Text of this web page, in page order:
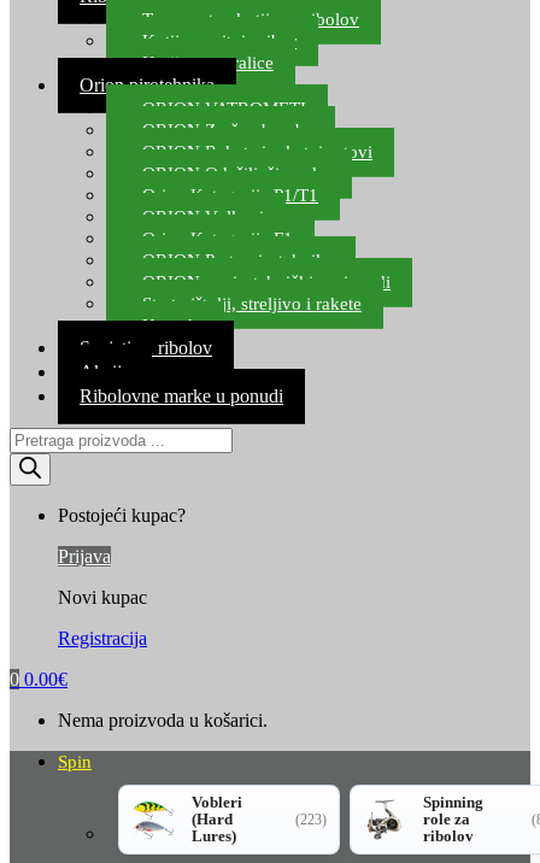
Transportne kutije za ribolov
Kutije za sitni pribor
Kutije za varalice
Orion pirotehnika
ORION VATROMETI
ORION Zračne bombe
ORION Rakete i raketni setovi
ORION Odašiljači zvuka
Orion Kategorija P1/T1
ORION Vulkani
Orion Kategorija F1
ORION Party pirotehnika
ORION nepirotehnički proizvodi
Start pištolji, streljivo i rakete
Kontakt
Savjeti za ribolov
Akcija
Ribolovne marke u ponudi
Products
search
Postojeći kupac?
Prijava
Novi kupac
Registracija
0 0.00€
Nema proizvoda u košarici.
Spin
Vobleri
(Hard
Lures)
(223)
Spinning
role za
ribolov